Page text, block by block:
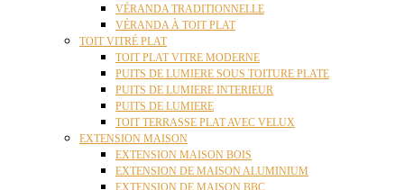
VÉRANDA TRADITIONNELLE
VÉRANDA À TOIT PLAT
TOIT VITRÉ PLAT
TOIT PLAT VITRE MODERNE
PUITS DE LUMIERE SOUS TOITURE PLATE
PUITS DE LUMIERE INTERIEUR
PUITS DE LUMIERE
TOIT TERRASSE PLAT AVEC VELUX
EXTENSION MAISON
EXTENSION MAISON BOIS
EXTENSION DE MAISON ALUMINIUM
EXTENSION DE MAISON BBC